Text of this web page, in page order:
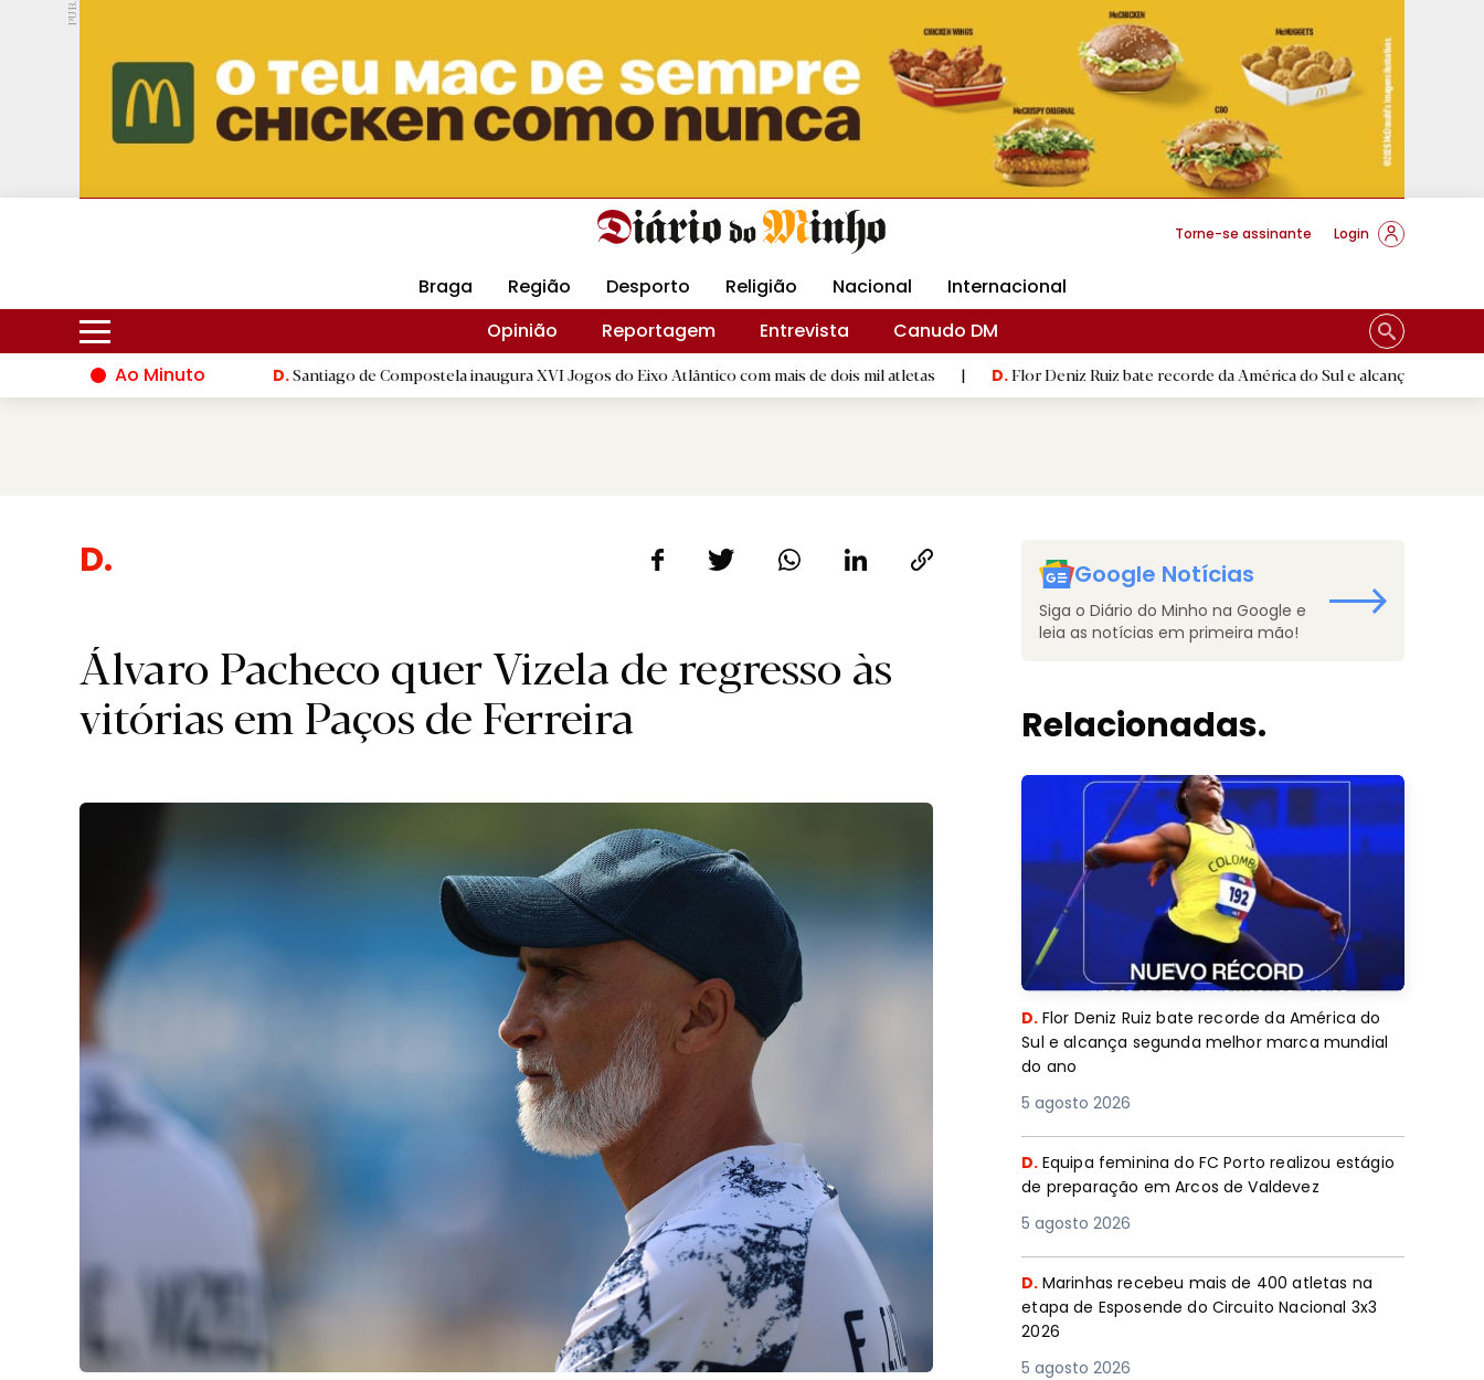
PUB.
Hoje 14ºC 31ºC DMtv Revista Minha Gráfica DM Livraria DM Arquidiocese Braga
Torne-se assinante Login
Braga Região Desporto Religião Nacional
Internacional
Opinião
Reportagem Entrevista
Canudo DM
Ao Minuto
mundo da moda | D.Santiago de Compostela inaugura XVI Jogos do Eixo Atlântico com mais de dois mil atletas | D.Flor Deniz Ruiz bate recorde da América do Sul e alcança segunda melhor
Desport
Álvaro Pacheco quer Vizela de regresso às
vitórias em Paços de Ferreira
Google Notícias
Siga o Diário do Minho na Google e
leia as notícias em primeira mão!
Relacionadas.
D. Flor Deniz Ruiz bate recorde da América do
Sul e alcança segunda melhor marca mundial
do ano
5 agosto 2026
D. Equipa feminina do FC Porto realizou estágio
de preparação em Arcos de Valdevez
5 agosto 2026
D. Marinhas recebeu mais de 400 atletas na
etapa de Esposende do Circuito Nacional 3x3
2026
5 agosto 2026